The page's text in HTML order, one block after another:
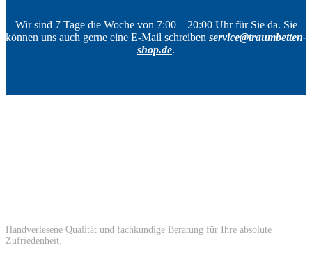
Wir sind 7 Tage die Woche von 7:00 – 20:00 Uhr für Sie da. Sie
können uns auch gerne eine E-Mail schreiben service@traumbetten-
shop.de.
Handverlesene Qualität und fachkundige Beratung für Ihre absolute
Zufriedenheit.